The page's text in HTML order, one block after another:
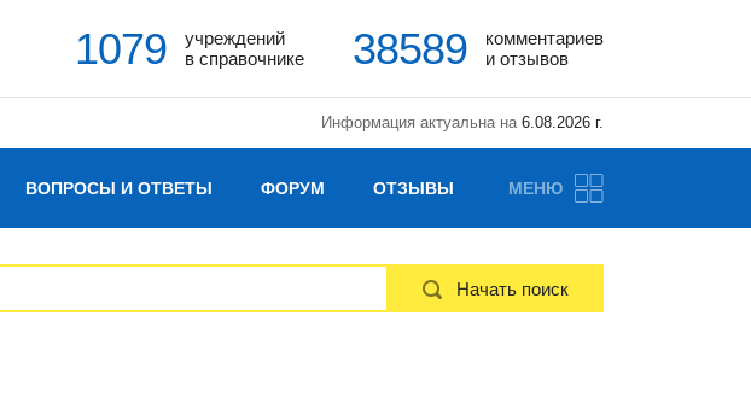
1079
учреждений
в справочнике
38589
комментариев
и отзывов
Информация актуальна на6.08.2026 г.
ВОПРОСЫ И ОТВЕТЫ ФОРУМ ОТЗЫВЫ МЕНЮ
Начать поиск